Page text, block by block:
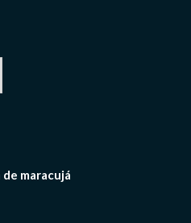
maracujá